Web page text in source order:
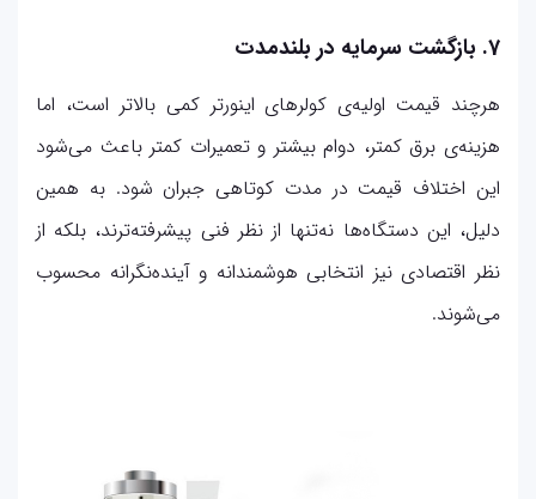
7. بازگشت سرمایه در بلندمدت
هرچند قیمت اولیه‌ی کولرهای اینورتر کمی بالاتر است، اما
هزینه‌ی برق کمتر، دوام بیشتر و تعمیرات کمتر باعث می‌شود
این اختلاف قیمت در مدت کوتاهی جبران شود. به همین
دلیل، این دستگاه‌ها نه‌تنها از نظر فنی پیشرفته‌ترند، بلکه از
نظر اقتصادی نیز انتخابی هوشمندانه و آینده‌نگرانه محسوب
می‌شوند.